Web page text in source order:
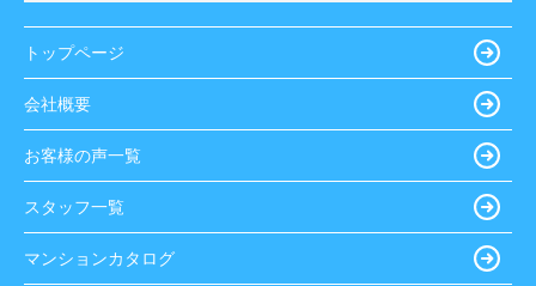
トップページ
会社概要
お客様の声一覧
スタッフ一覧
マンションカタログ